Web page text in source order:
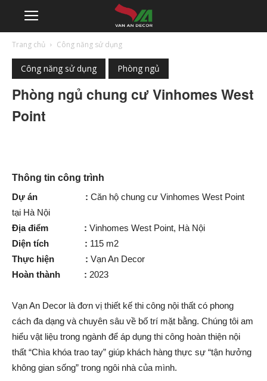
Trang chủ Công năng sử dụng
Công năng sử dụng Phòng ngủ
Phòng ngủ chung cư Vinhomes West
Point
Thông tin công trình
Dự án :Căn hộ chung cư Vinhomes West Point
tại Hà Nội
Địa điểm :Vinhomes West Point, Hà Nội
Diện tích : 115 m2
Thực hiện :Vạn An Decor
Hoàn thành : 2023
Vạn An Decor là đơn vị thiết kế thi công nội thất có phong
cách đa dạng và chuyên sâu về bố trí mặt bằng. Chúng tôi am
hiểu vật liệu trong ngành để áp dụng thi công hoàn thiện nội
thất “Chìa khóa trao tay” giúp khách hàng thực sự “tận hưởng
không gian sống” trong ngôi nhà của mình.